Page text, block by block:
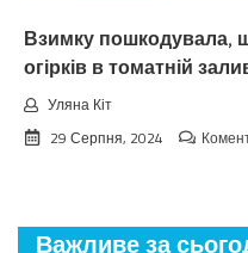
Взимку пошкодувала,
огірків в томатній
Уляна Кіт
29 Серпня, 2024